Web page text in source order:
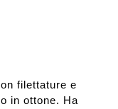
filettature e
in ottone. Ha